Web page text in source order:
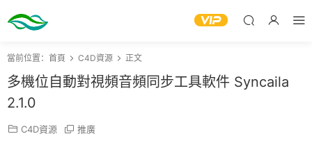
當前位置： 首頁 C4D資源 正文
多機位自動對視頻音頻同步工具軟件 Syncaila
2.1.0
C4D資源 推廣